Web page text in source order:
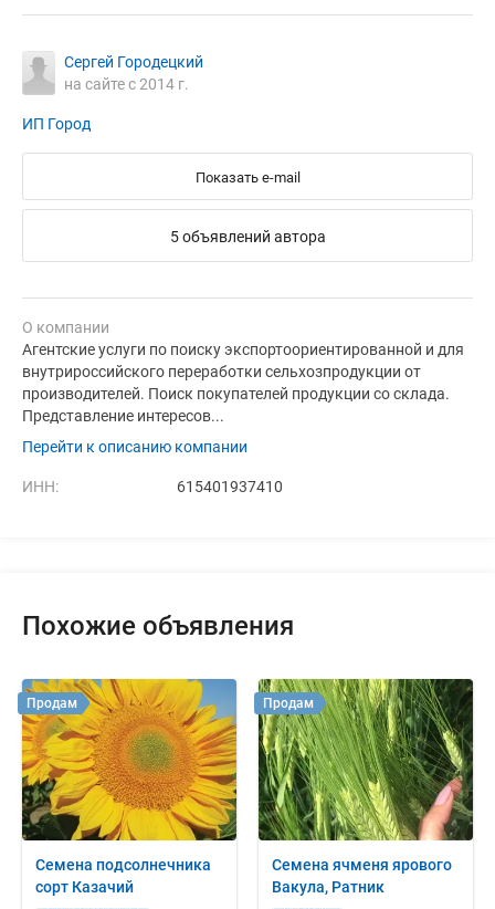
Сергей Городецкий
на сайте с 2014 г.
ИП Город
Показать e-mail
5 объявлений автора
О компании
Агентские услуги по поиску экспортоориентированной и для
внутрироссийского переработки сельхозпродукции от
производителей. Поиск покупателей продукции со склада.
Представление интересов...
Перейти к описанию компании
ИНН: 615401937410
Похожие объявления
Семена подсолнечника
сорт Казачий
Продам
Семена ячменя ярового
Вакула, Ратник
Продам